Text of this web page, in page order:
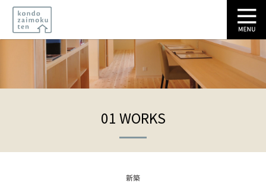
content
01 WORKS
新築